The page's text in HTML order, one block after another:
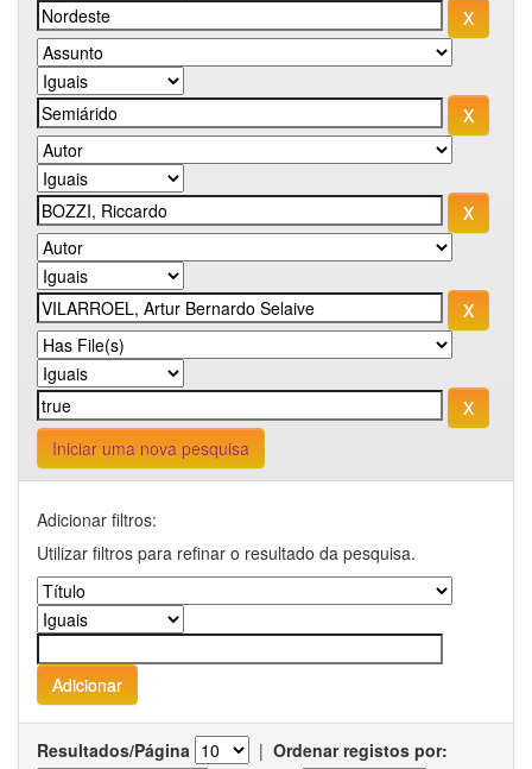
Iniciar uma nova pesquisa
Adicionar filtros:
Utilizar filtros para refinar o resultado da pesquisa.
Resultados/Página | Ordenar registos por: